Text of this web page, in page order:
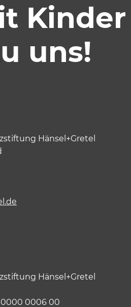
uns!
Hänsel+Gretel
Hänsel+Gretel
0000 0006 00